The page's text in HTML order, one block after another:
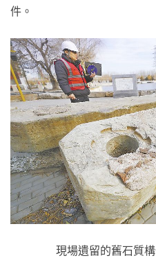
件。
現場遺留的舊石質